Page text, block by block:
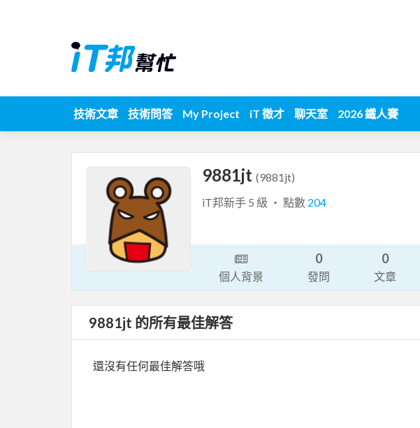
技術文章 技術問答 My Project iT 徵才 聊天室 2026 鐵人賽
9881jt (9881jt)
iT邦新手 5 級 ‧ 點數 204
個人背景
0
發問
0
文章
9881jt 的所有最佳解答
還沒有任何最佳解答哦